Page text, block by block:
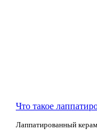
Что такое
Лаппатированный